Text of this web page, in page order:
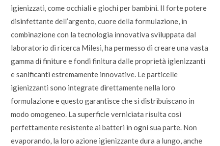
igienizzati, come occhiali e giochi per bambini. Il forte potere
disinfettante dell’argento, cuore della formulazione, in
combinazione con la tecnologia innovativa sviluppata dal
laboratorio di ricerca Milesi, ha permesso di creare una vasta
gamma di finiture e fondi finitura dalle proprietà igienizzanti
e sanificanti estremamente innovative. Le particelle
igienizzanti sono integrate direttamente nella loro
formulazione e questo garantisce che si distribuiscano in
modo omogeneo. La superficie verniciata risulta così
perfettamente resistente ai batteri in ogni sua parte. Non
evaporando, la loro azione igienizzante dura a lungo, anche